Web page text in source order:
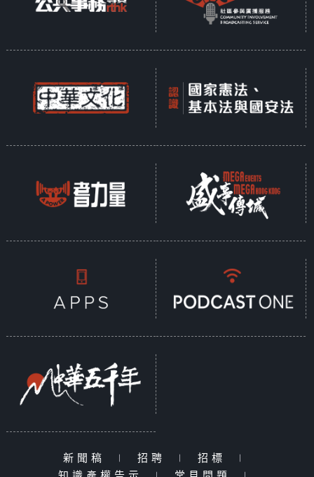
新聞稿 | 招聘 | 招標
|